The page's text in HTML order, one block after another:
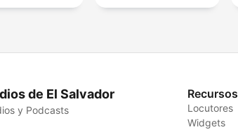
de El Salvador
y Podcasts
Recursos
Locutores
Widgets